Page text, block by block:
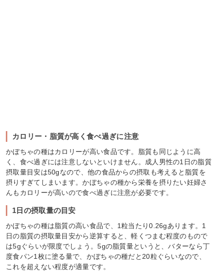
カロリー・脂質が高く食べ過ぎに注意
かぼちゃの種はカロリーが高い食品です。脂質も同じように高
く、食べ過ぎには注意しないといけません。成人男性の1日の脂質
摂取量目安は50gなので、他の食品からの摂取も考えると脂質を
摂りすぎてしまいます。かぼちゃの種から栄養を摂りたい妊婦さ
んもカロリーが高いので食べ過ぎに注意が必要です。
1日の摂取量の目安
かぼちゃの種は脂質の高い食品で、1粒当たり0.26gあります。1
日の脂質の摂取量目安から逆算すると、軽くつまむ程度のもので
は5gぐらいが限度でしょう。5gの脂質量というと、バターなら丁
度食パン1枚に塗る量で、かぼちゃの種だと20粒ぐらいなので、
これを超えない程度が適量です。